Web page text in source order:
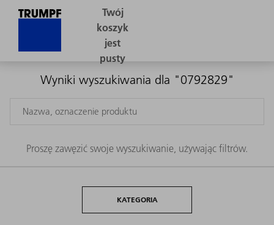
Wyniki wyszukiwania dla "0792829"
Proszę zawęzić swoje wyszukiwanie, używając filtrów.
KATEGORIA